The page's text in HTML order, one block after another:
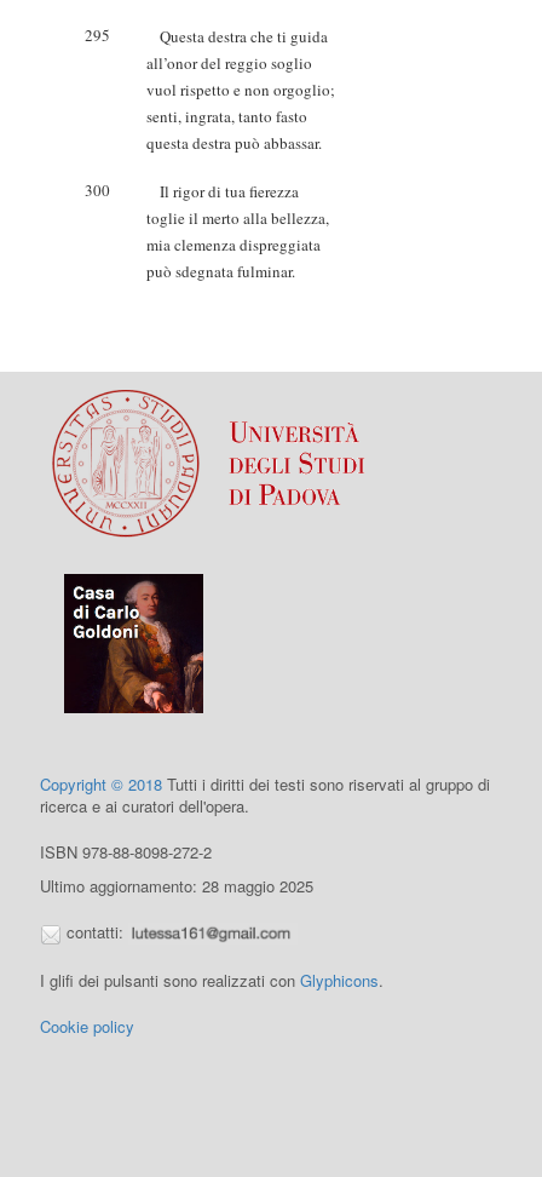
295
Questa destra che ti guida
all’onor del reggio soglio
vuol rispetto e non orgoglio;
senti, ingrata, tanto fasto
questa destra può abbassar.
300
Il rigor di tua fierezza
toglie il merto alla bellezza,
mia clemenza dispreggiata
può sdegnata fulminar.
Copyright © 2018 Tutti i diritti dei testi sono riservati al gruppo di
ricerca e ai curatori dell'opera.
ISBN 978-88-8098-272-2
Ultimo aggiornamento: 28 maggio 2025
contatti:
I glifi dei pulsanti sono realizzati conGlyphicons.
Cookie policy